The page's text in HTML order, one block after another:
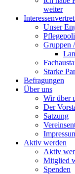
weiter
Unser
Gruppen
Starke
Befragungen
Über uns
Wir über
Der
Satzung
Aktiv werden
Aktiv
Mitglied
Spenden